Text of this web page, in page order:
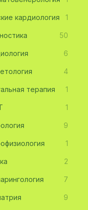
кардиология 1
50
6
4
терапия 1
1
9
1
2
7
9